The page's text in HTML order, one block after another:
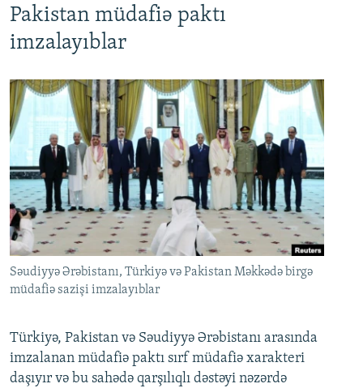
Pakistan müdafiə paktı
imzalayıblar
Səudiyyə Ərəbistanı, Türkiyə və Pakistan Məkkədə birgə
müdafiə sazişi imzalayıblar
Türkiyə, Pakistan və Səudiyyə Ərəbistanı arasında
imzalanan müdafiə paktı sırf müdafiə xarakteri
daşıyır və bu sahədə qarşılıqlı dəstəyi nəzərdə